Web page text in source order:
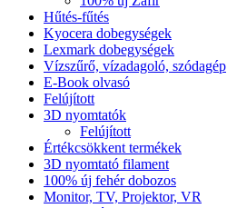
Hűtés-fűtés
Kyocera dobegységek
Lexmark dobegységek
Vízszűrő, vízadagoló, szódagép
E-Book olvasó
Felújított
3D nyomtatók
Felújított
Értékcsökkent termékek
3D nyomtató filament
100% új fehér dobozos
Monitor, TV, Projektor, VR